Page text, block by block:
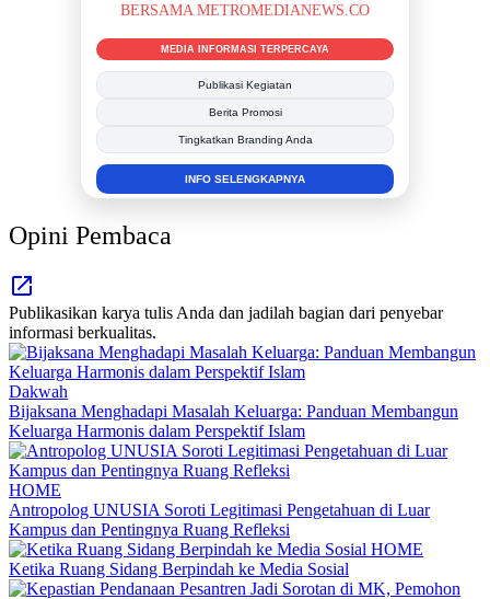
BERSAMA METROMEDIANEWS.CO
MEDIA INFORMASI TERPERCAYA
Publikasi Kegiatan
Berita Promosi
Tingkatkan Branding Anda
INFO SELENGKAPNYA
Opini Pembaca
Publikasikan karya tulis Anda dan jadilah bagian dari penyebar
informasi berkualitas.
Dakwah
Bijaksana Menghadapi Masalah Keluarga: Panduan Membangun
Keluarga Harmonis dalam Perspektif Islam
HOME
Antropolog UNUSIA Soroti Legitimasi Pengetahuan di Luar
Kampus dan Pentingnya Ruang Refleksi
HOME
Ketika Ruang Sidang Berpindah ke Media Sosial